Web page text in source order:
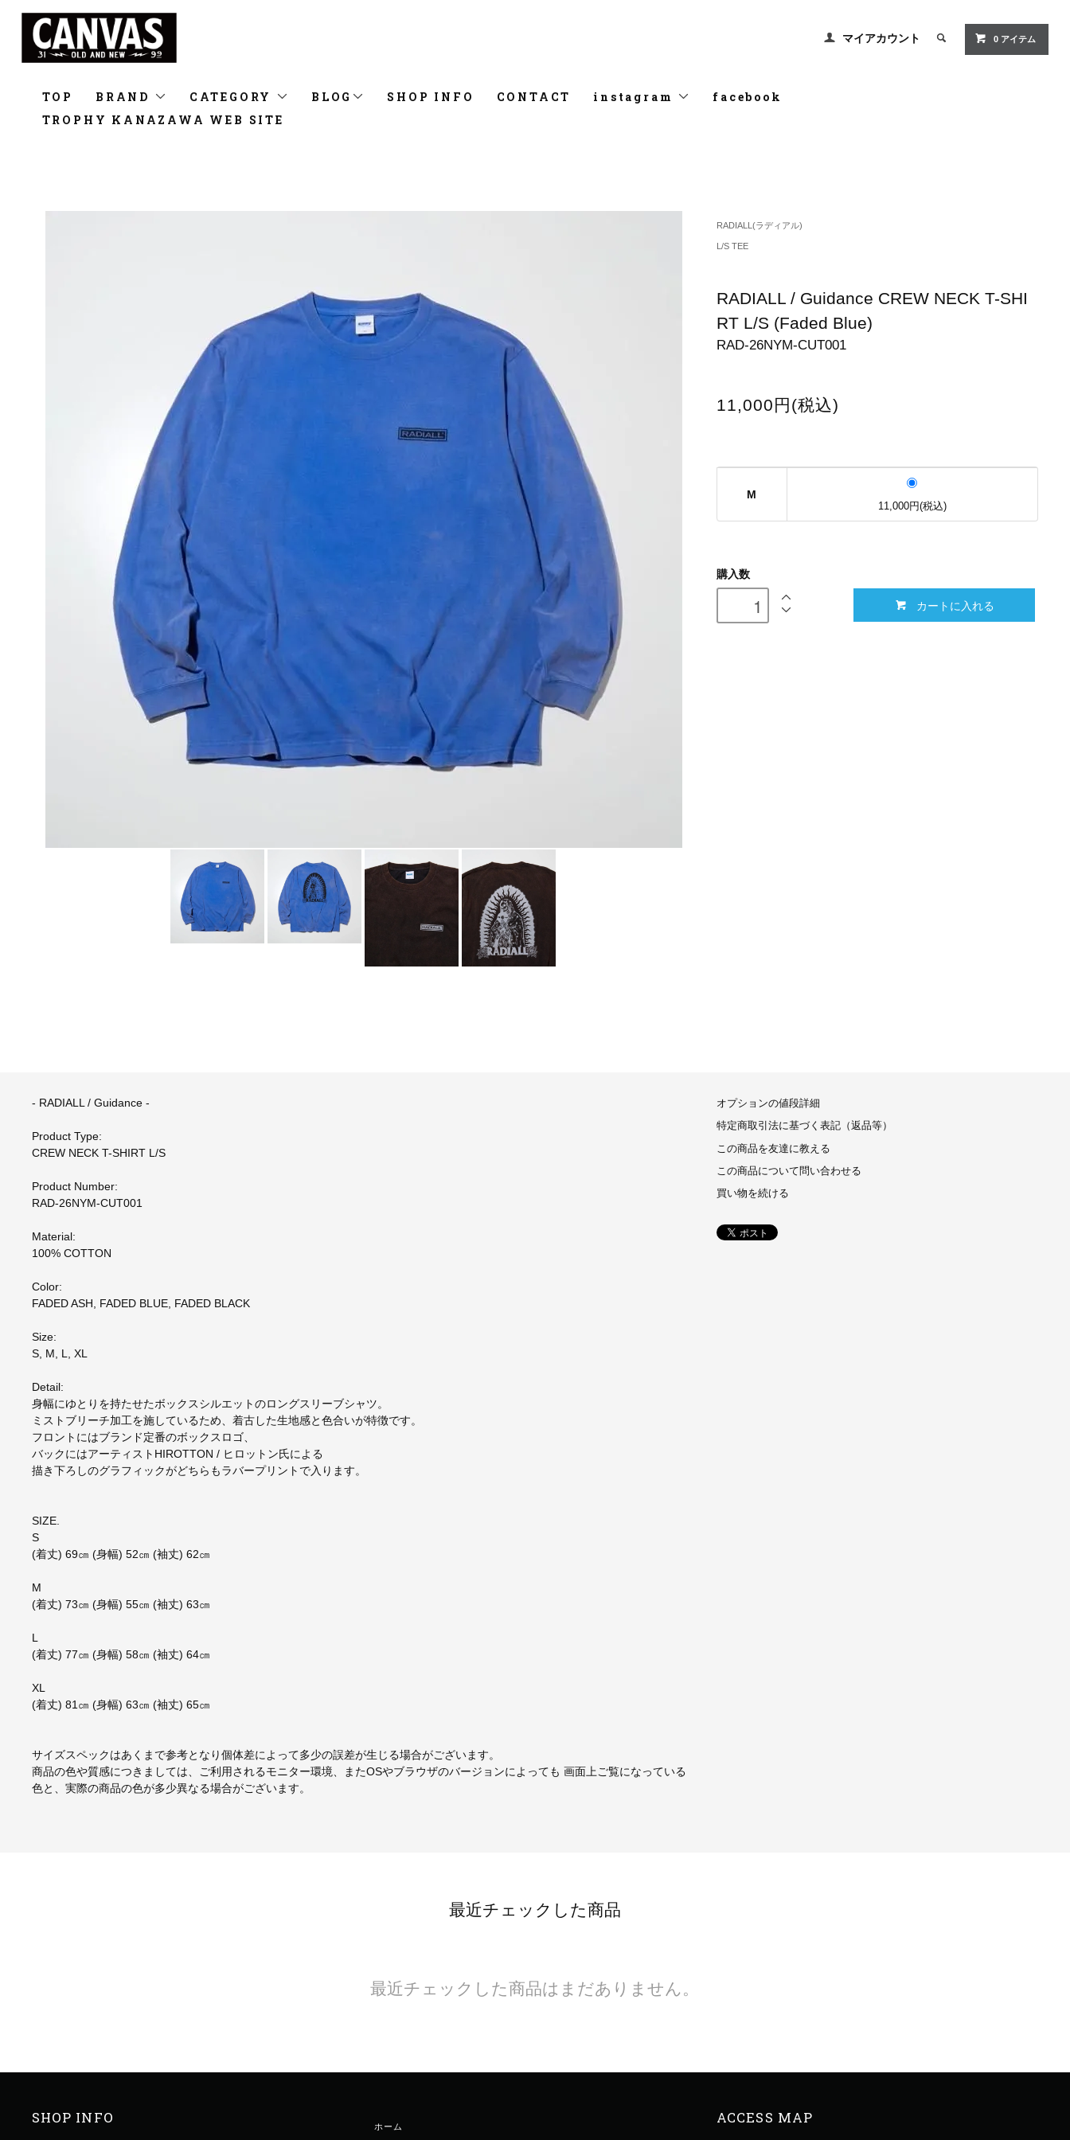
マイアカウント 0 アイテム
TOP BRAND CATEGORY BLOG SHOP INFO CONTACT instagram
facebook
TROPHY KANAZAWA WEB SITE
RADIALL(ラディアル)
L/S TEE
RADIALL / Guidance CREW NECK T-SHI
RT L/S (Faded Blue)
RAD-26NYM-CUT001
11,000円(税込)
M
11,000円(税込)
購入数
カートに入れる
- RADIALL / Guidance -
Product Type:
CREW NECK T-SHIRT L/S
Product Number:
RAD-26NYM-CUT001
Material:
100% COTTON
Color:
FADED ASH, FADED BLUE, FADED BLACK
Size:
S, M, L, XL
Detail:
身幅にゆとりを持たせたボックスシルエットのロングスリーブシャツ。
ミストブリーチ加工を施しているため、着古した生地感と色合いが特徴です。
フロントにはブランド定番のボックスロゴ、
バックにはアーティストHIROTTON / ヒロットン氏による
描き下ろしのグラフィックがどちらもラバープリントで入ります。
SIZE.
S
(着丈) 69㎝ (身幅) 52㎝ (袖丈) 62㎝
M
(着丈) 73㎝ (身幅) 55㎝ (袖丈) 63㎝
L
(着丈) 77㎝ (身幅) 58㎝ (袖丈) 64㎝
XL
(着丈) 81㎝ (身幅) 63㎝ (袖丈) 65㎝
サイズスペックはあくまで参考となり個体差によって多少の誤差が生じる場合がございます。
商品の色や質感につきましては、ご利用されるモニター環境、またOSやブラウザのバージョンによっても 画面上ご覧になっている
色と、実際の商品の色が多少異なる場合がございます。
オプションの値段詳細
特定商取引法に基づく表記（返品等）
この商品を友達に教える
この商品について問い合わせる
買い物を続ける
最近チェックした商品
最近チェックした商品はまだありません。
SHOP INFO ホーム ACCESS MAP